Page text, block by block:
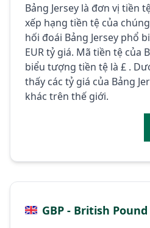
Bảng Jersey là đơn vị tiền
xếp hạng tiền tệ của
hối đoái Bảng Jersey phổ
EUR tỷ giá. Mã tiền tệ của
biểu tượng tiền tệ là £ .
thấy các tỷ giá của Bảng
khác trên thế giới.
GBP - British Pound